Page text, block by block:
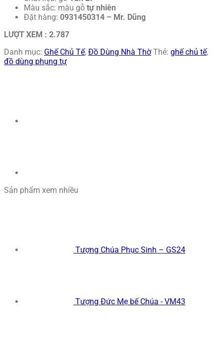
Màu sắc: màu gỗ tự nhiên
Đặt hàng: 0931450314 – Mr. Dũng
LƯỢT XEM : 2.787
Danh mục: Ghế Chủ Tế, Đồ Dùng Nhà Thờ Thẻ: ghế chủ tế,
đồ dùng phụng tự
Sản phẩm xem nhiều
Tượng Chúa Phục Sinh – GS24
Tượng Đức Mẹ bế Chúa - VM43